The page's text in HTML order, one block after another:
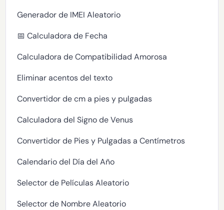
Generador de IMEI Aleatorio
📅 Calculadora de Fecha
Calculadora de Compatibilidad Amorosa
Eliminar acentos del texto
Convertidor de cm a pies y pulgadas
Calculadora del Signo de Venus
Convertidor de Pies y Pulgadas a Centímetros
Calendario del Día del Año
Selector de Películas Aleatorio
Selector de Nombre Aleatorio